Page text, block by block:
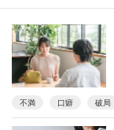
不満 口癖 破局